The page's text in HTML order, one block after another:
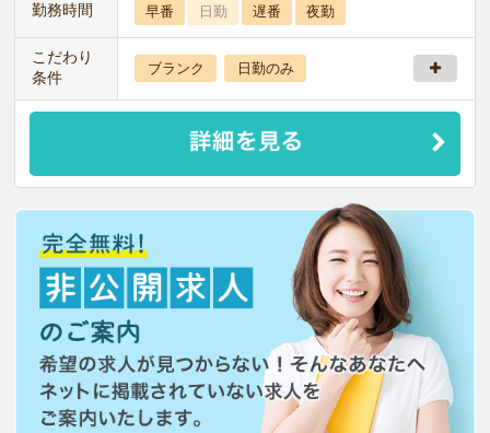
勤務時間 早番 日勤 遅番 夜勤
こだわり
条件
ブランク 日勤のみ